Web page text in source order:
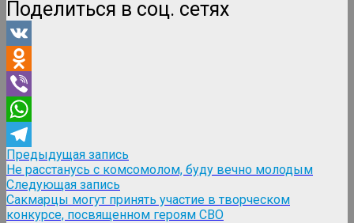
Поделиться в соц. сетях
VK
Odnoklassniki
Viber
WhatsApp
Telegram
Навигация
по
записям
Предыдущая запись
запись:
Не расстанусь с комсомолом, буду вечно молодым
Следующая запись
запись:
Сакмарцы могут принять участие в творческом
конкурсе, посвященном героям СВО